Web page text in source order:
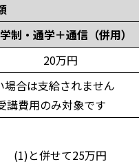
制・ 通学＋通信（併用）
20万円
合は支給されません
費用のみ対象です
(1)と併せて25万円